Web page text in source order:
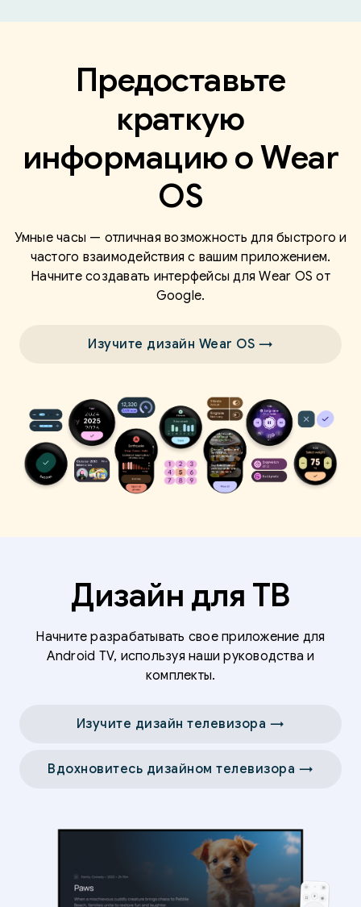
Предоставьте
краткую
информацию о Wear
OS
Умные часы — отличная возможность для быстрого и
частого взаимодействия с вашим приложением.
Начните создавать интерфейсы для Wear OS от
Google.
Изучите дизайн Wear OS →
Дизайн для ТВ
Начните разрабатывать свое приложение для
Android TV, используя наши руководства и
комплекты.
Изучите дизайн телевизора →
Вдохновитесь дизайном телевизора →